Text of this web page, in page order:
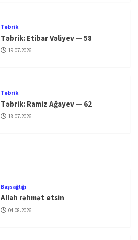
Təbrik
Təbrik: Etibar Vəliyev — 58
19.07.2026
Təbrik
Təbrik: Ramiz Ağayev — 62
18.07.2026
Başsağlığı
Allah rəhmət etsin
04.08.2026